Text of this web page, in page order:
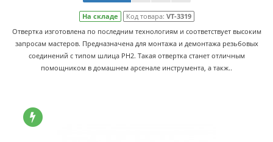
На складе Код товара: VT-3319
Отвертка изготовлена по последним технологиям и соответствует высоким
запросам мастеров. Предназначена для монтажа и демонтажа резьбовых
соединений с типом шлица PH2. Такая отвертка станет отличным
помощником в домашнем арсенале инструмента, а такж..